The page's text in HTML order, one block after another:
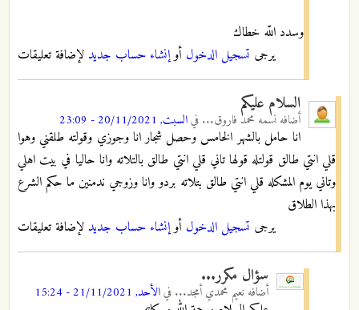
وسدد اللّه خطاك
يرجى تسجيل الدخول أوإنشاء حساب جديد لإضافة تعليقات
السلام عليكم
أضافه نسمه محمد فاروق... فيالسبت, 20/11/2021 - 23:09
انا حامل بالشهر الخامس وحصل شجار انا وجوزي وقولته طلقني وهوا
قلي انتي طالق قولتله قولها تاني قلي انتي طالق بالتلاته وانا حاليا في بيت اهلي
وتاني يوم المشكله قلي انتي طالق بتلاته بردو وانا وزوجي ندمنين ما حكم الشرع
بهذا الطلاق
يرجى تسجيل الدخول أوإنشاء حساب جديد لإضافة تعليقات
سؤال مكرر...
أضافه نعيم محمدي أمجد... فيالأحد, 21/11/2021 - 15:24